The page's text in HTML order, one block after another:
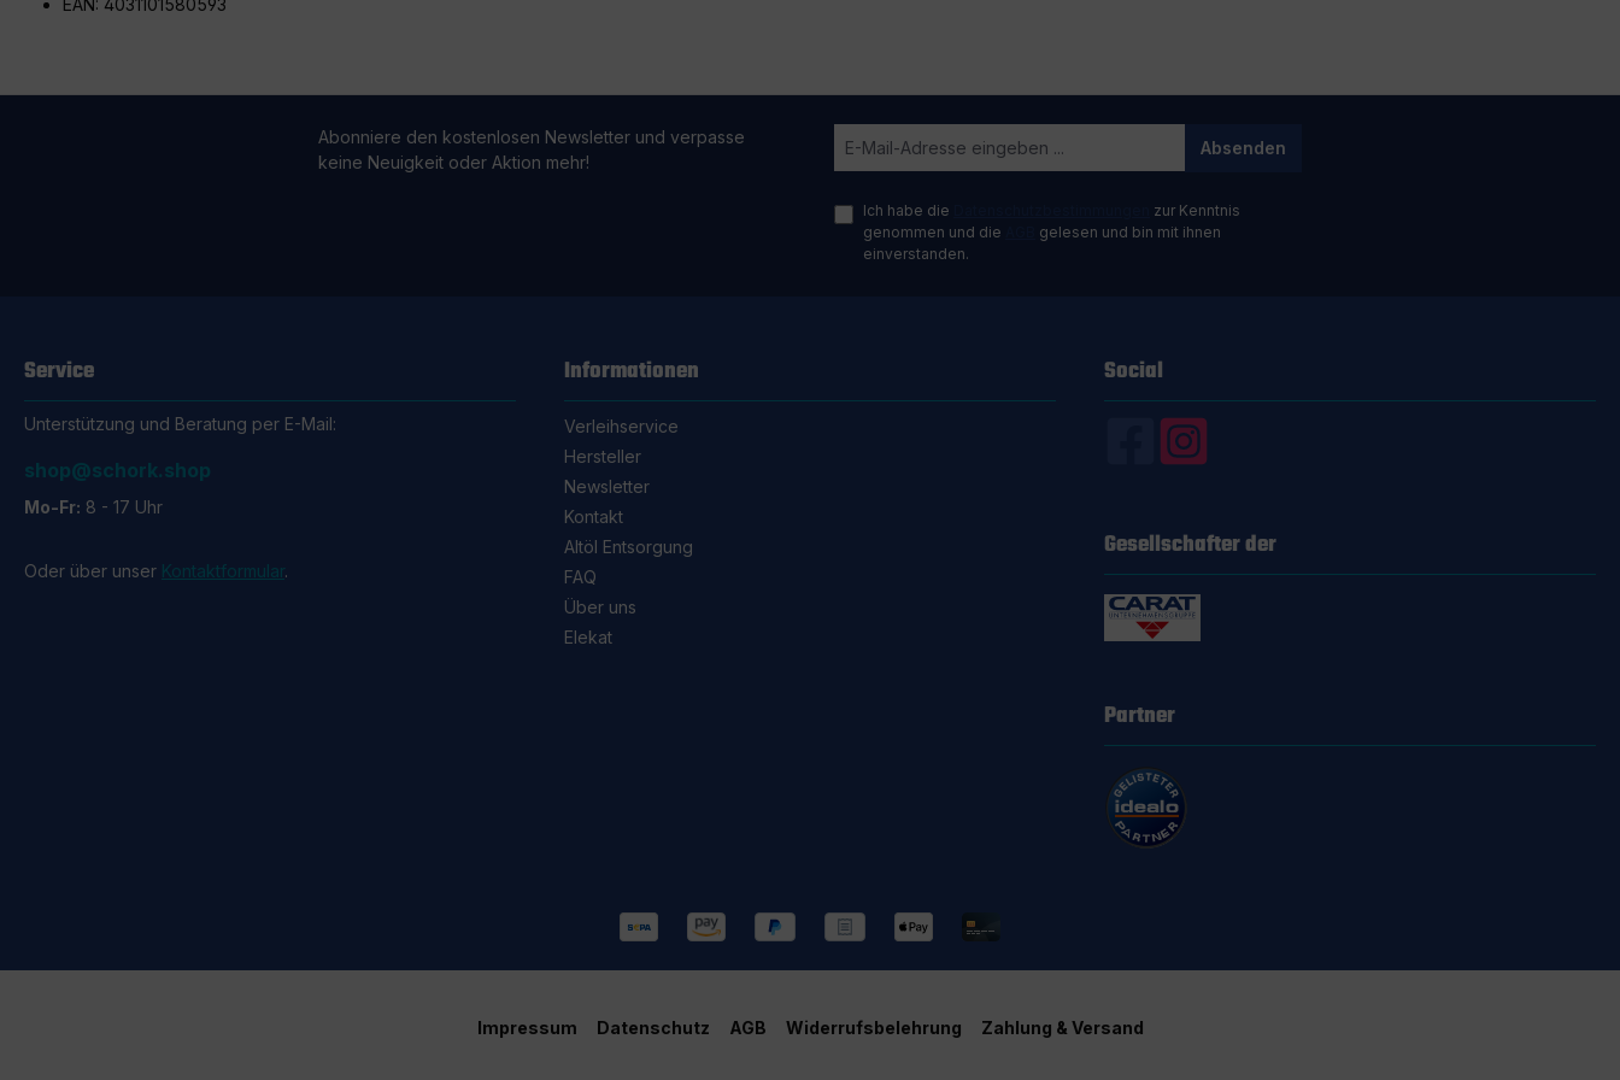
Abonniere den kostenlosen Newsletter und verpasse
keine Neuigkeit oder Aktion mehr!
Absenden
Ich habe die
zur Kenntnis
genommen und die
gelesen und bin mit ihnen
einverstanden.
Service
Unterstützung und Beratung per E-Mail:
shop@schork.shop
Mo-Fr: 8 - 17 Uhr
Oder über unser Kontaktformular.
Informationen
Verleihservice
Hersteller
Newsletter
Kontakt
Altöl Entsorgung
FAQ
Über uns
Elekat
Social
Gesellschafter der
Partner
Impressum Datenschutz AGB Widerrufsbelehrung Zahlung & Versand